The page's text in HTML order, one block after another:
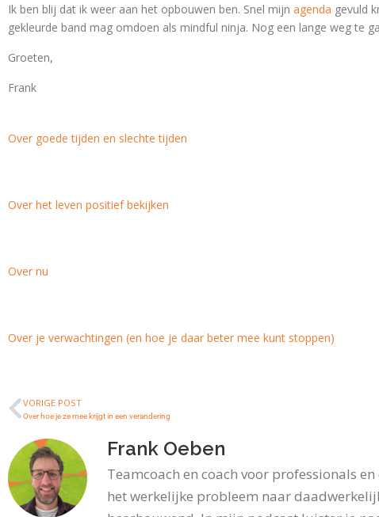
Ik ben blij dat ik weer aan het opbouwen ben. Snel mijn agenda gevuld
gekleurde band mag omdoen als mindful ninja. Nog een lange weg te
Groeten,
Frank
Over goede tijden en slechte tijden
Over het leven positief bekijken
Over nu
Over je verwachtingen (en hoe je daar beter mee kunt stoppen)
VORIGE POST
Over hoe je ze mee krijgt in een verandering
Frank Oeben
Teamcoach en coach voor professionals
het werkelijke probleem naar